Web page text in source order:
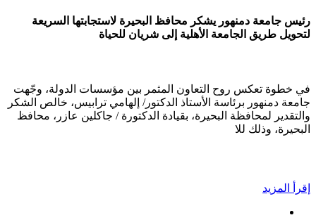
رئيس جامعة دمنهور يشكر محافظ البحيرة لاستجابتها السريعة
لتحويل طريق الجامعة الأهلية إلى شريان للحياة
في خطوة تعكس روح التعاون المثمر بين مؤسسات الدولة، وجّهت
جامعة دمنهور برئاسة الأستاذ الدكتور/ إلهامي ترابيس، خالص الشكر
والتقدير لمحافظة البحيرة، بقيادة الدكتورة / جاكلين عازر، محافظ
البحيرة، وذلك للا
إقرأ المزيد